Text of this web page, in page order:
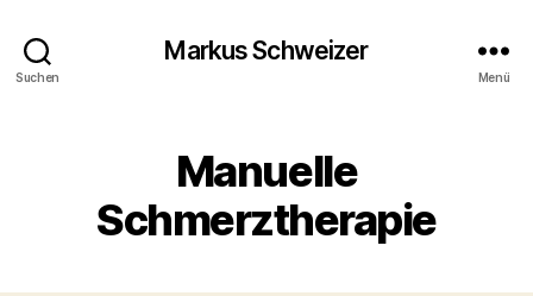
Suchen
Markus Schweizer
Menü
Manuelle
Schmerztherapie